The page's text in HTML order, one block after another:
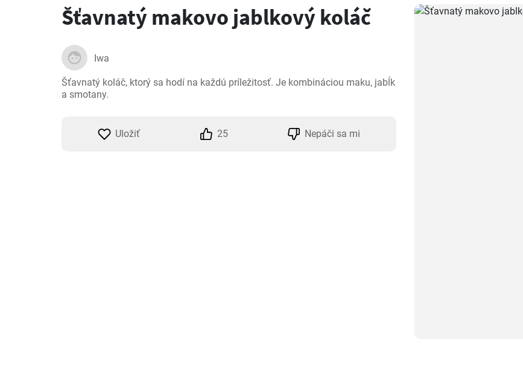
Šťavnatý makovo jablkový koláč
Iwa
Šťavnatý koláč, ktorý sa hodí na každú príležitosť. Je kombináciou maku, jabĺk
a smotany.
Uložiť 25 Nepáči sa mi